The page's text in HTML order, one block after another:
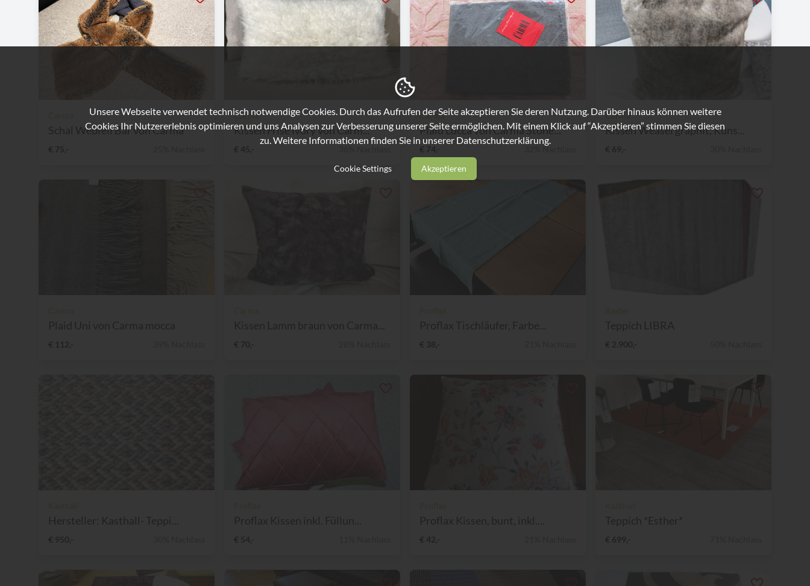
Schal Webfell Bär von Carma
€ 75,-
Carma
Kissen Frisé ivory von Carm...
€ 45,-
Carma
Plaid Lucca von Carma Stone...
€ 74,- 32% Nachlass
Carma
Kissen Weasel graphit, Kuns...
€ 69,-
Unsere Webseite verwendet technisch notwendige Cookies. Durch das Aufrufen der Seite akzeptieren Sie deren Nutzung. Darüber hinaus können weitere
Cookies Ihr Nutzererlebnis optimieren und uns Analysen zur Verbesserung unserer Seite ermöglichen. Mit einem Klick auf “Akzeptieren” stimmen Sie diesen
zu. Weitere Informationen finden Sie in unserer Datenschutzerklärung.
Cookie Settings Akzeptieren